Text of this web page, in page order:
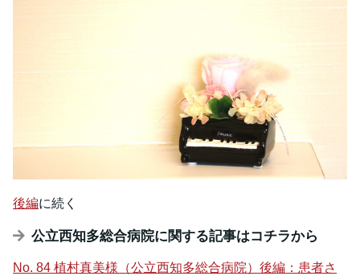
後編に続く
公立西知多総合病院に関する記事はコチラから
No. 84 植村真美様（公立西知多総合病院）後編：患者さ